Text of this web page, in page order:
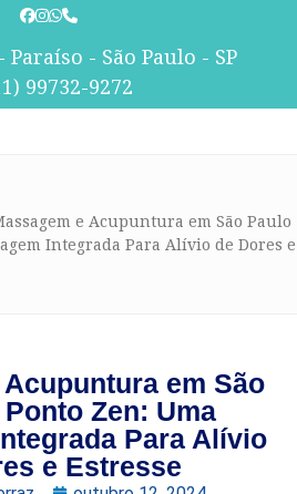
Paraíso - São Paulo - SP
99732-9272
e Acupuntura em São Paulo
Integrada Para Alívio de Dores e
em São
Zen: Uma
Para Alívio
e Estresse